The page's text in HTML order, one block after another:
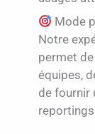
Mode
Notre
permet
équipes,
de fournir